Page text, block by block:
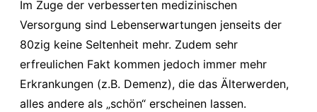
Im Zuge der verbesserten medizinischen
Versorgung sind Lebenserwartungen jenseits der
80zig keine Seltenheit mehr. Zudem sehr
erfreulichen Fakt kommen jedoch immer mehr
Erkrankungen (z.B. Demenz), die das Älterwerden,
alles andere als „schön“ erscheinen lassen.